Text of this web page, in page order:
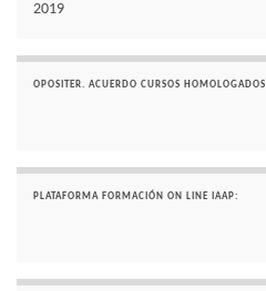
2019
OPOSITER. ACUERDO CURSOS HOMOLOGADOS
PLATAFORMA FORMACIÓN ON LINE IAAP: